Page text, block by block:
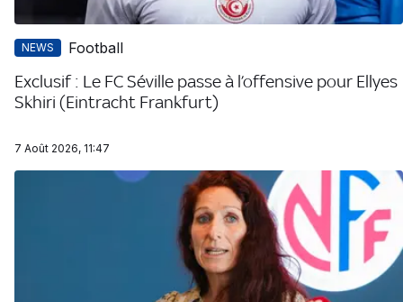
NEWS Football
Exclusif : Le FC Séville passe à l’offensive pour Ellyes
Skhiri (Eintracht Frankfurt)
7 Août 2026, 11:47